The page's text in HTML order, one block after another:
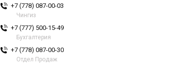
+7 (778) 087-00-03
Чингиз
+7 (777) 500-15-49
Бухгалтерия
+7 (778) 087-00-30
Отдел Продаж